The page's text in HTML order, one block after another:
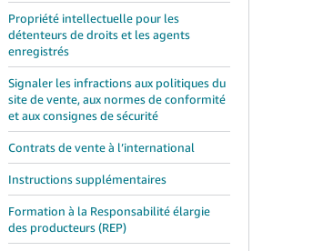
Propriété intellectuelle pour les
détenteurs de droits et les agents
enregistrés
Signaler les infractions aux politiques du
site de vente, aux normes de conformité
et aux consignes de sécurité
Contrats de vente à l’international
Instructions supplémentaires
Formation à la Responsabilité élargie
des producteurs (REP)